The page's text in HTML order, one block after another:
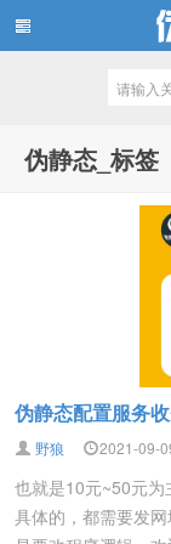
伪静态_标签
伪静态配置服务
野狼 2021-09-
也就是10元~50元
具体的，都需要发